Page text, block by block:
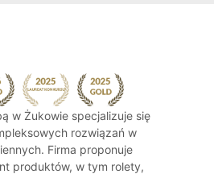
w Żukowie specjalizuje się
rozwiązań w
Firma proponuje
produktów, w tym rolety,